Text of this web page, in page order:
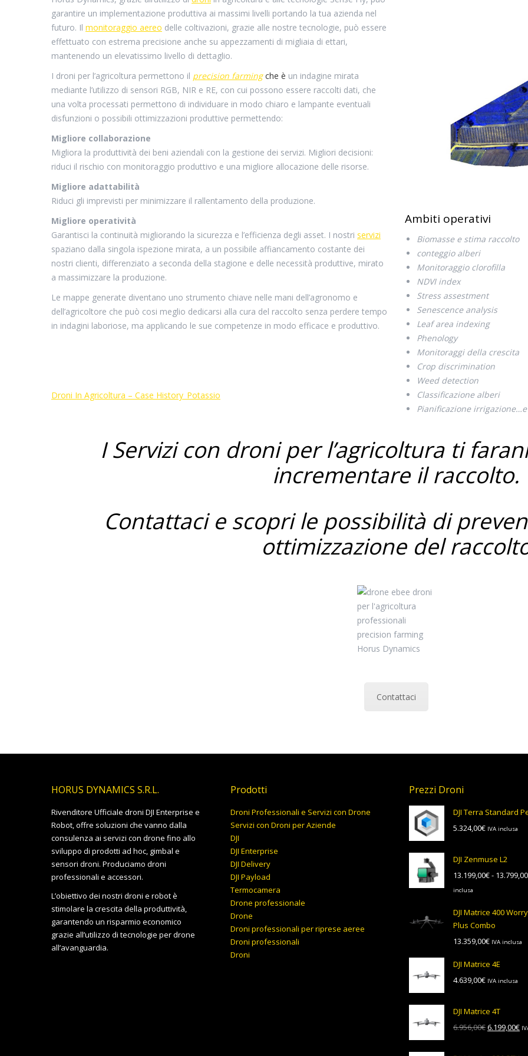
garantire un implementazione produttiva ai massimi livelli portando la tua azienda nel
futuro. Il monitoraggio aereo delle coltivazioni, grazie alle nostre tecnologie, può essere
effettuato con estrema precisione anche su appezzamenti di migliaia di ettari,
mantenendo un elevatissimo livello di dettaglio.
I droni per l’agricoltura permettono il precision farming che è un indagine mirata
mediante l’utilizzo di sensori RGB, NIR e RE, con cui possono essere raccolti dati, che
una volta processati permettono di individuare in modo chiaro e lampante eventuali
disfunzioni o possibili ottimizzazioni produttive permettendo:
Migliore collaborazione
Migliora la produttività dei beni aziendali con la gestione dei servizi. Migliori decisioni:
riduci il rischio con monitoraggio produttivo e una migliore allocazione delle risorse.
Migliore adattabilità
Riduci gli imprevisti per minimizzare il rallentamento della produzione.
Migliore operatività
Garantisci la continuità migliorando la sicurezza e l’efficienza degli asset. I nostri servizi
spaziano dalla singola ispezione mirata, a un possibile affiancamento costante dei
nostri clienti, differenziato a seconda della stagione e delle necessità produttive, mirato
a massimizzare la produzione.
Le mappe generate diventano uno strumento chiave nelle mani dell’agronomo e
dell’agricoltore che può cosi meglio dedicarsi alla cura del raccolto senza perdere tempo
in indagini laboriose, ma applicando le sue competenze in modo efficace e produttivo.
Droni In Agricoltura – Case History_Potassio
Ambiti operativi
Biomasse e stima raccolto
conteggio alberi
Monitoraggio clorofilla
NDVI index
Stress assestment
Senescence analysis
Leaf area indexing
Phenology
Monitoraggi della crescita
Crop discrimination
Weed detection
Classificazione alberi
Pianificazione
I Servizi con droni per l’agricoltura ti
incrementare il raccolto.
Contattaci e scopri le possibilità di
ottimizzazione del
Contattaci
HORUS DYNAMICS S.R.L.
Rivenditore Ufficiale droni DJI Enterprise e
Robot, offre soluzioni che vanno dalla
consulenza ai servizi con drone fino allo
sviluppo di prodotti ad hoc, gimbal e
sensori droni. Produciamo droni
professionali e accessori.
L’obiettivo dei nostri droni e robot è
stimolare la crescita della produttività,
garantendo un risparmio economico
grazie all’utilizzo di tecnologie per drone
all’avanguardia.
Prodotti
Droni Professionali e Servizi con Drone
Servizi con Droni per Aziende
DJI
DJI Enterprise
DJI Delivery
DJI Payload
Termocamera
Drone professionale
Drone
Droni professionali per riprese aeree
Droni professionali
Droni
Prezzi Droni
DJI Terra Standard
5.324,00€ IVA inclusa
DJI Zenmuse L2
13.199,00€- 13.799,00
inclusa
DJI Matrice 400
Plus Combo
13.359,00€ IVA inclusa
DJI Matrice 4E
4.639,00€ IVA inclusa
DJI Matrice 4T
6.956,00€Il
6.199,00€Il